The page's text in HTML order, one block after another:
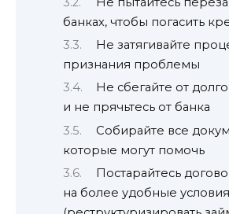
банках, чтобы погасить
Не затягивайте
признания проблемы
Не сбегайте от
и не прячьтесь от банка
Собирайте все
которые могут помочь
Постарайтесь
на более удобные